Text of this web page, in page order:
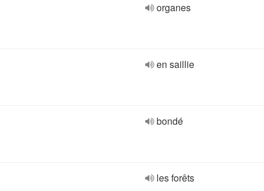
organes
en saillie
bondé
les forêts